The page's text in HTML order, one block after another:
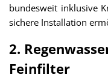
bundesweit inklusive
sichere Installation
2.
Feinfilter